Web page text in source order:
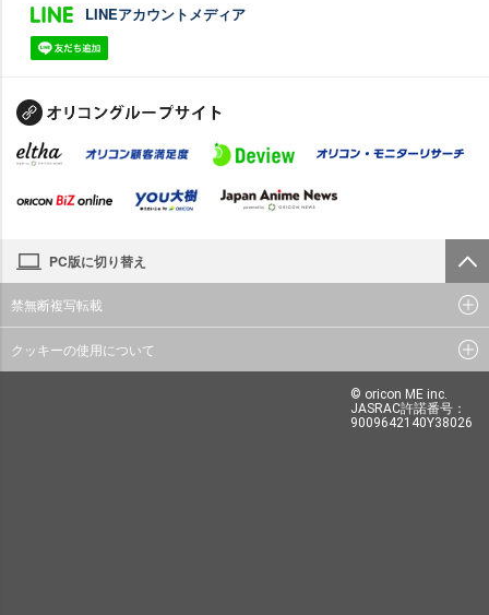
LINEアカウントメディア
PC版に切り替え
禁無断複写転載
クッキーの使用について
© oricon ME inc.
JASRAC許諾番号：
9009642140Y38026